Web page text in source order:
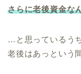
さらに老後資金な
…と思っているう
老後はあっという